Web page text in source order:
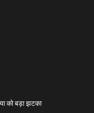
को बड़ा झटका